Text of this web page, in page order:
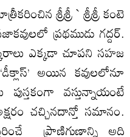
శ్రీశ్రీ ` శ్రీశ్రీ కంటె
ప్రథముడు గద్దర్‌.
ఎక్కడా చూపని సహజ
అయిన కవులలోనూ
వస్తున్నాయంటే
చచ్చినదాన్తో సమానం.
ప్రాణిగుణాన్ని అది